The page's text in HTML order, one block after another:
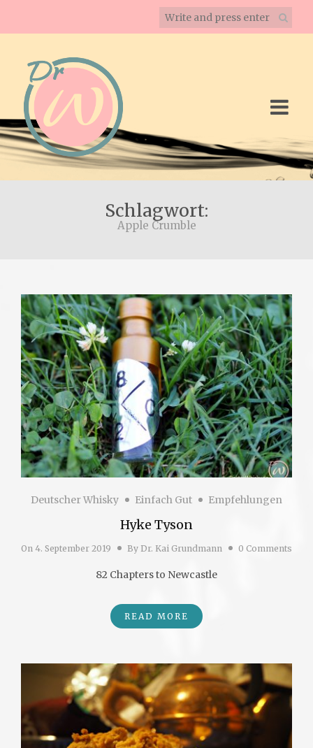
Schlagwort:
Apple Crumble
Deutscher Whisky Einfach Gut Empfehlungen
Hyke Tyson
On 4. September 2019 By Dr. Kai Grundmann 0 Comments
82 Chapters to Newcastle
READ MORE